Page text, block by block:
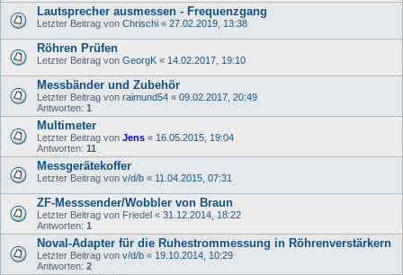
Lautsprecher ausmessen - Frequenzgang
Letzter Beitrag von Chrischi « 27.02.2019, 13:38
Röhren Prüfen
Letzter Beitrag von GeorgK « 14.02.2017, 19:10
Messbänder und Zubehör
Letzter Beitrag von raimund54 « 09.02.2017, 20:49
Antworten: 1
Multimeter
Letzter Beitrag von Jens « 16.05.2015, 19:04
Antworten: 11
Messgerätekoffer
Letzter Beitrag von v/d/b « 11.04.2015, 07:31
ZF-Messsender/Wobbler von Braun
Letzter Beitrag von Friedel « 31.12.2014, 18:22
Antworten: 1
Noval-Adapter für die Ruhestrommessung in Röhrenverstärkern
Letzter Beitrag von v/d/b « 19.10.2014, 10:29
Antworten: 2